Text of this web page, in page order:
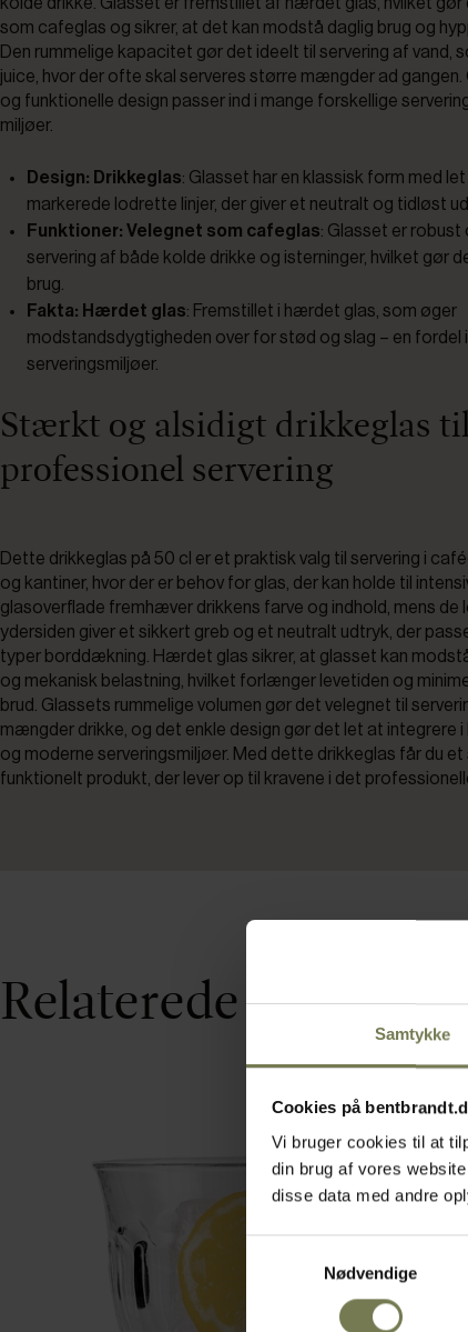
Samtykke
Cookies på
Vi bruger cookies til at
din brug af vores
disse data med andre
Nødvendige
som cafeglas og sikrer, at det kan modstå daglig brug og
Den rummelige kapacitet gør det ideelt til servering af vand,
juice, hvor der ofte skal serveres større mængder ad gangen.
og funktionelle design passer ind i mange forskellige
miljøer.
Design: Drikkeglas: Glasset har en klassisk form med
markerede lodrette linjer, der giver et neutralt og tidløst
Funktioner: Velegnet som cafeglas: Glasset er robust
servering af både kolde drikke og isterninger, hvilket gør
brug.
Fakta: Hærdet glas: Fremstillet i hærdet glas, som øger
modstandsdygtigheden over for stød og slag – en fordel
serveringsmiljøer.
Stærkt og alsidigt drikkeglas
professionel servering
Dette drikkeglas på 50 cl er et praktisk valg til servering i
og kantiner, hvor der er behov for glas, der kan holde til
glasoverflade fremhæver drikkens farve og indhold, mens de
ydersiden giver et sikkert greb og et neutralt udtryk, der
typer borddækning. Hærdet glas sikrer, at glasset kan
og mekanisk belastning, hvilket forlænger levetiden og
brud. Glassets rummelige volumen gør det velegnet til
mængder drikke, og det enkle design gør det let at integrere i
og moderne serveringsmiljøer. Med dette drikkeglas får du
funktionelt produkt, der lever op til kravene i det
Relaterede varer